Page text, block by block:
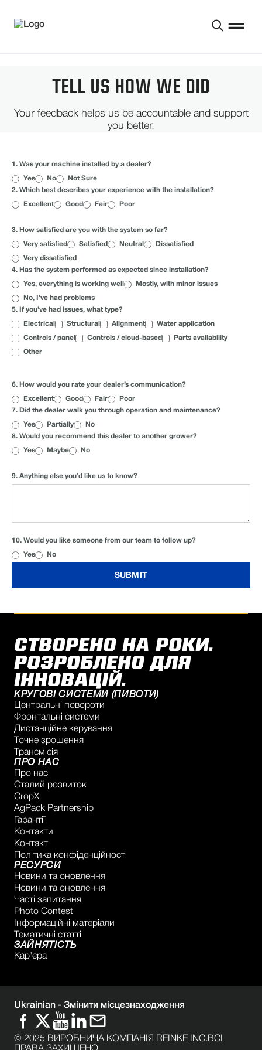
TELL US HOW WE DID
Your feedback helps us be accountable and support
you better.
1. Was your machine installed by a dealer?
Yes No
Not Sure
2. Which best describes your experience with the installation?
Excellent Good Fair Poor
3. How satisfied are you with the system so far?
Very satisfied Satisfied Neutral Dissatisfied
Very dissatisfied
4. Has the system performed as expected since installation?
Yes, everything is working well Mostly, with minor issues
No, I’ve had problems
5. If you’ve had issues, what type?
Electrical Structural Alignment Water application
Controls / panel Controls / cloud-based Parts availability
Other
6. How would you rate your dealer’s communication?
Excellent Good Fair
Poor
7. Did the dealer walk you through operation and maintenance?
Yes Partially
No
8. Would you recommend this dealer to another grower?
Yes Maybe No
9. Anything else you’d like us to know?
10. Would you like someone from our team to follow up?
Yes No
СТВОРЕНО НА РОКИ.
РОЗРОБЛЕНО ДЛЯ
ІННОВАЦІЙ.
КРУГОВІ СИСТЕМИ (ПИВОТИ)
Центральні повороти
Фронтальні системи
Дистанційне керування
Точне зрошення
Трансмісія
ПРО НАС
Про нас
Сталий розвиток
CropX
AgPack Partnership
Гарантії
Контакти
Контакт
Політика конфіденційності
РЕСУРСИ
Новини та оновлення
Новини та оновлення
Часті запитання
Photo Contest
Інформаційні матеріали
Тематичні статті
ЗАЙНЯТІСТЬ
Кар'єра
© 2025 ВИРОБНИЧА КОМПАНІЯ REINKE INC.ВСІ
Ukrainian - Змінити місцезнаходження